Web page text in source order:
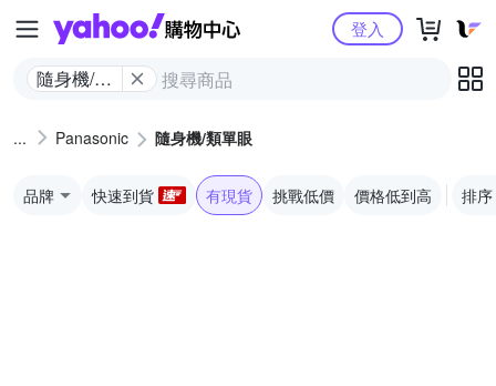
Yahoo購物中心
隨身機/類
登入
Panasonic 隨身機/類單眼
品牌 快速到貨 有現貨 挑戰低價 價格低到高 排序